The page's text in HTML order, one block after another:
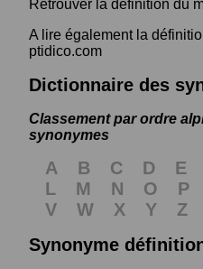
Retrouver la définition du
A lire également la
ptidico.com
Dictionnaire des
Classement par ordre
synonymes
A B C D E
L
M N O P
V
W X Y
Z
Synonyme